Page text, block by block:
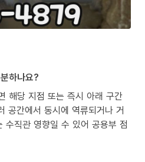
하나요?
해당 지점 또는 즉시 아래 구간
공간에서 동시에 역류되거나 거
수직관 영향일 수 있어 공용부 점